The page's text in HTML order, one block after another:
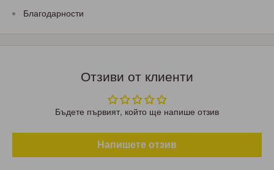
Благодарности
Отзиви от клиенти
Бъдете първият, който ще напише отзив
Напишете отзив